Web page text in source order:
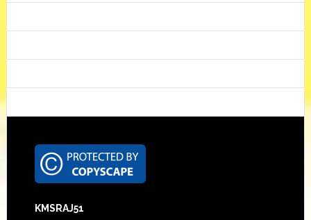
Footer
KMSRAJ51